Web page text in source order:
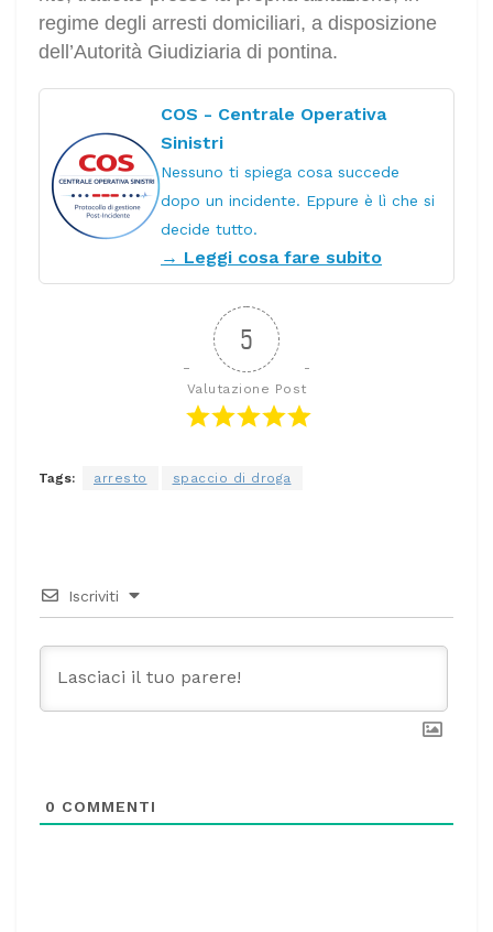
regime degli arresti domiciliari, a disposizione
dell’Autorità Giudiziaria di pontina.
COS - Centrale Operativa
Sinistri
Nessuno ti spiega cosa succede
dopo un incidente. Eppure è lì che si
decide tutto.
→ Leggi cosa fare subito
5
Valutazione Post
Tags: arresto spaccio di droga
Iscriviti
0 COMMENTI